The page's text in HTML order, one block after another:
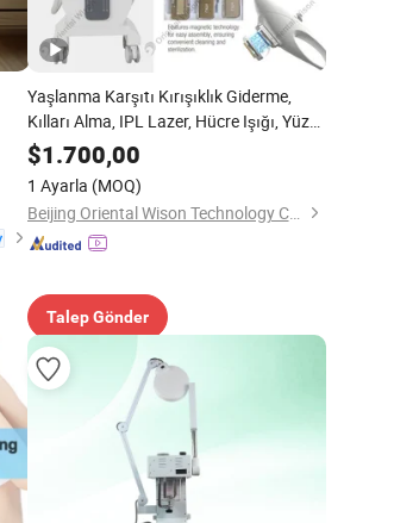
Yaşlanma Karşıtı Kırışıklık Giderme,
Kılları Alma, IPL Lazer, Hücre Işığı, Yüz
Yenileme, Cilt Bakımı, Cilt Güzellik
Ekipmanı
$1.700,00
1 Ayarla (MOQ)
Beijing Oriental Wison Technology Co., Limited
Talep Gönder